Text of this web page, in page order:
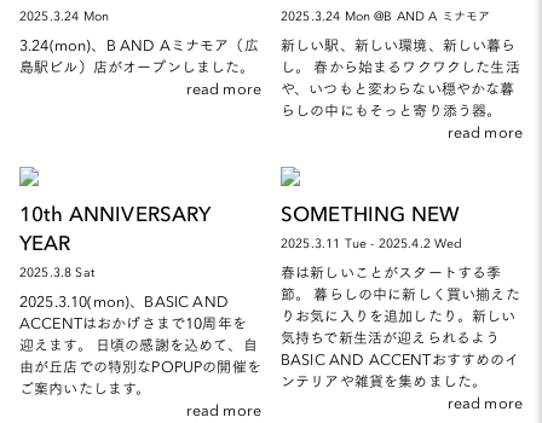
2025.3.24 Mon
3.24(mon)、B AND Aミナモア（広
島駅ビル）店がオープンしました。
read more
2025.3.24 Mon @B AND A ミナモア
新しい駅、新しい環境、新しい暮ら
し。 春から始まるワクワクした生活
や、いつもと変わらない穏やかな暮
らしの中にもそっと寄り添う器。
read more
10th ANNIVERSARY
YEAR
2025.3.8 Sat
2025.3.10(mon)、BASIC AND
ACCENTはおかげさまで10周年を
迎えます。 日頃の感謝を込めて、自
由が丘店での特別なPOPUPの開催を
ご案内いたします。
read more
SOMETHING NEW
2025.3.11 Tue - 2025.4.2 Wed
春は新しいことがスタートする季
節。 暮らしの中に新しく買い揃えた
りお気に入りを追加したり。新しい
気持ちで新生活が迎えられるよう
BASIC AND ACCENTおすすめのイ
ンテリアや雑貨を集めました。
read more